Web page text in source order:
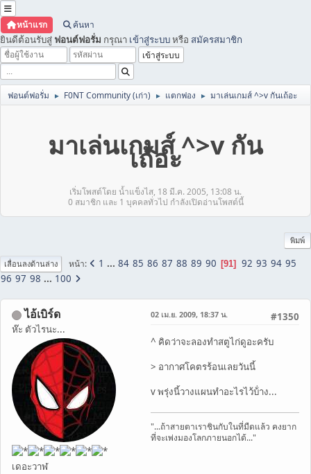
หน้าแรก ค้นหา
ยินดีต้อนรับสู่ ฟอนต์ฟอรั่ม กรุณา เข้าสู่ระบบหรือ สมัครสมาชิก
ฟอนต์ฟอรั่ม ► F0NT Community (เก่า) ► แตกฟอง ► มาเล่นเกมส์ ^>v กันเถ้อะ
มาเล่นเกมส์ ^>v กัน
เถ้อะ
เริ่มโพสต์โดย น้ำแข็งไส, 18 มี.ค. 2005, 13:08 น.
0 สมาชิก และ 1 บุคคลทั่วไป กำลังเปิดอ่านโพสต์นี้
พิมพ์
เลื่อนลงด้านล่าง หน้า 1 ... 84 85 86 87 88 89 90 91 92 93 94 95
96 97 98 ... 100
ไอ้เบิร์ด
ห๊ะ ตัวไรนะ...
เดอะวาฬ
#1350
02 เม.ย. 2009, 18:37 น.
^ คิดว่าจะลองทำสตูไก่ดูอะครับ
> อากาศโคตรร้อนเลยวันนี้
v พรุ่งนี้วางแผนทำอะไรไว้บ้่าง...
"...ถ้าสายตาเราชินกับในที่มืดแล้ว คงยาก
ที่จะเพ่งมองโลกภายนอกได้..."